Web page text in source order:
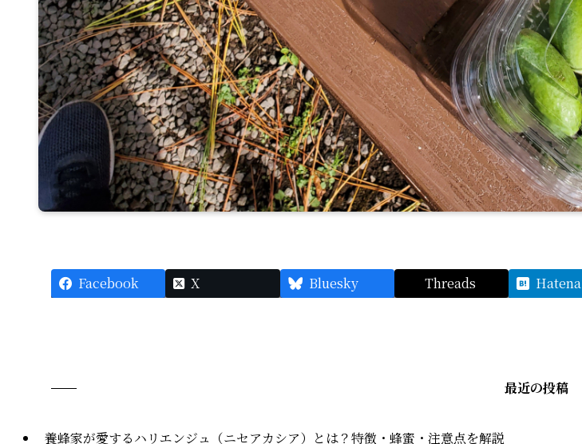
Facebook X Bluesky Threads Hatena
最近の投稿
養蜂家が愛するハリエンジュ（ニセアカシア）とは？特徴・蜂蜜・注意点を解説